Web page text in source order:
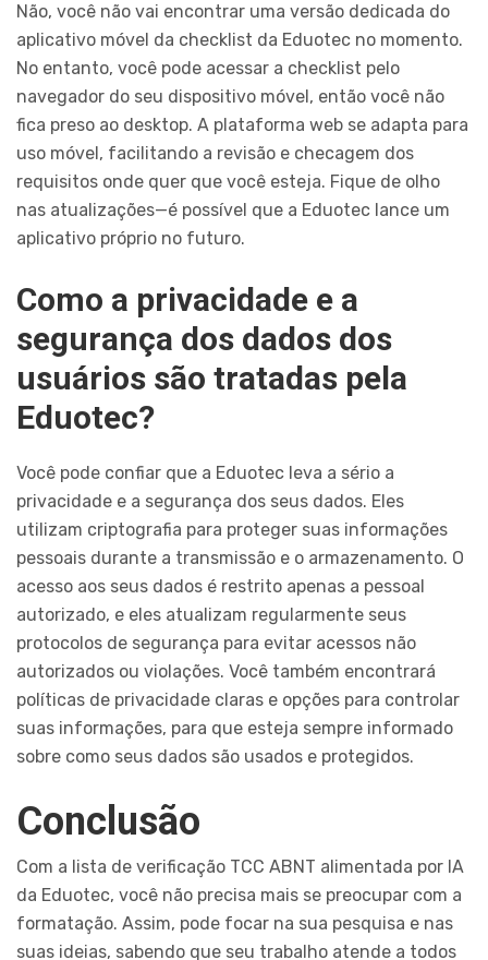
Não, você não vai encontrar uma versão dedicada do
aplicativo móvel da checklist da Eduotec no momento.
No entanto, você pode acessar a checklist pelo
navegador do seu dispositivo móvel, então você não
fica preso ao desktop. A plataforma web se adapta para
uso móvel, facilitando a revisão e checagem dos
requisitos onde quer que você esteja. Fique de olho
nas atualizações—é possível que a Eduotec lance um
aplicativo próprio no futuro.
Como a privacidade e a
segurança dos dados dos
usuários são tratadas pela
Eduotec?
Você pode confiar que a Eduotec leva a sério a
privacidade e a segurança dos seus dados. Eles
utilizam criptografia para proteger suas informações
pessoais durante a transmissão e o armazenamento. O
acesso aos seus dados é restrito apenas a pessoal
autorizado, e eles atualizam regularmente seus
protocolos de segurança para evitar acessos não
autorizados ou violações. Você também encontrará
políticas de privacidade claras e opções para controlar
suas informações, para que esteja sempre informado
sobre como seus dados são usados e protegidos.
Conclusão
Com a lista de verificação TCC ABNT alimentada por IA
da Eduotec, você não precisa mais se preocupar com a
formatação. Assim, pode focar na sua pesquisa e nas
suas ideias, sabendo que seu trabalho atende a todos